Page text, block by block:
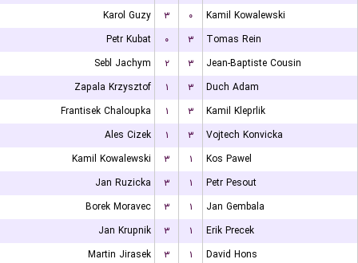
Karol Guzy
۳ ۰
Kamil Kowalewski
Petr Kubat
۰ ۳
Tomas Rein
Sebl Jachym
۲ ۳
Jean-Baptiste Cousin
Zapala Krzysztof
۱ ۳
Duch Adam
Frantisek Chaloupka
۱ ۳
Kamil Kleprlik
Ales Cizek
۱ ۳
Vojtech Konvicka
Kamil Kowalewski
۳ ۱
Kos Pawel
Jan Ruzicka
۳ ۱
Petr Pesout
Borek Moravec
۳ ۱
Jan Gembala
Jan Krupnik
۳ ۱
Erik Precek
Martin Jirasek
۳ ۱
David Hons